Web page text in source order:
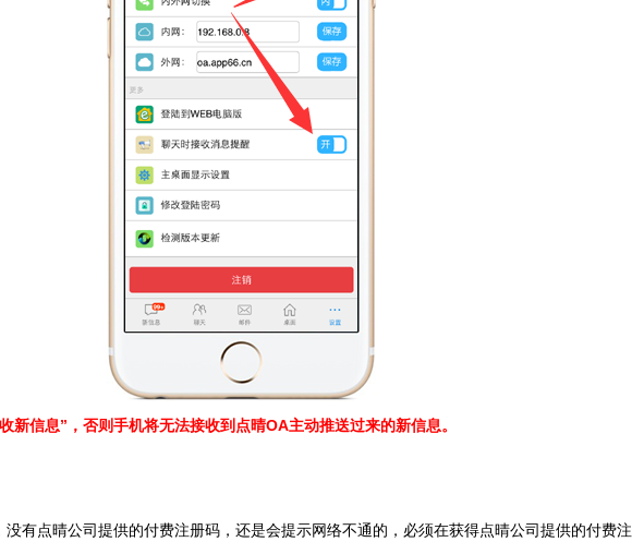
信息”，否则手机将无法接收到点晴OA主动推送过来的新信息。
点晴公司提供的付费注册码，还是会提示网络不通的，必须在获得点晴公司提供的付费注